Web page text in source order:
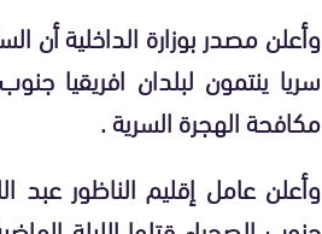
سريا ينتمون لبلدان افريقيا
مكافحة الهجرة السرية .
وأعلن عامل إقليم الناظور